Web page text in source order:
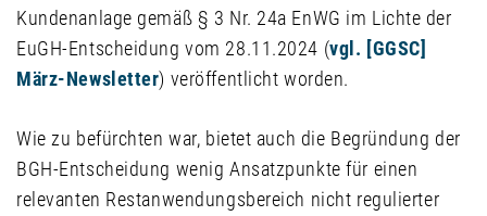
Kundenanlage gemäß § 3 Nr. 24a EnWG im Lichte der
EuGH-Entscheidung vom 28.11.2024 (vgl. [GGSC]
März-Newsletter) veröffentlicht worden.
Wie zu befürchten war, bietet auch die Begründung der
BGH-Entscheidung wenig Ansatzpunkte für einen
relevanten Restanwendungsbereich nicht regulierter